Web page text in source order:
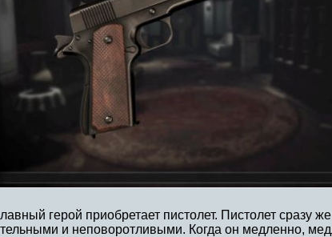
герой приобретает пистолет. Пистолет сразу
и неповоротливыми. Когда он медленно,